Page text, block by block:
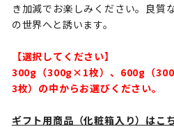
き加減でお楽しみください。良質
の世界へと誘います。
【選択してください】
300g（300g×1枚）、600g（
3枚）の中からお選びください。
ギフト用商品（化粧箱入り）はこ